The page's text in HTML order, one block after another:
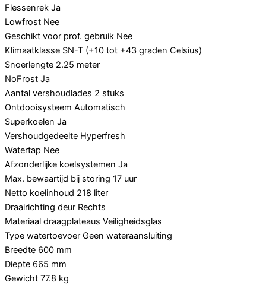
Flessenrek Ja
Lowfrost Nee
Geschikt voor prof. gebruik Nee
Klimaatklasse SN-T (+10 tot +43 graden Celsius)
Snoerlengte 2.25 meter
NoFrost Ja
Aantal vershoudlades 2 stuks
Ontdooisysteem Automatisch
Superkoelen Ja
Vershoudgedeelte Hyperfresh
Watertap Nee
Afzonderlijke koelsystemen Ja
Max. bewaartijd bij storing 17 uur
Netto koelinhoud 218 liter
Draairichting deur Rechts
Materiaal draagplateaus Veiligheidsglas
Type watertoevoer Geen wateraansluiting
Breedte 600 mm
Diepte 665 mm
Gewicht 77.8 kg